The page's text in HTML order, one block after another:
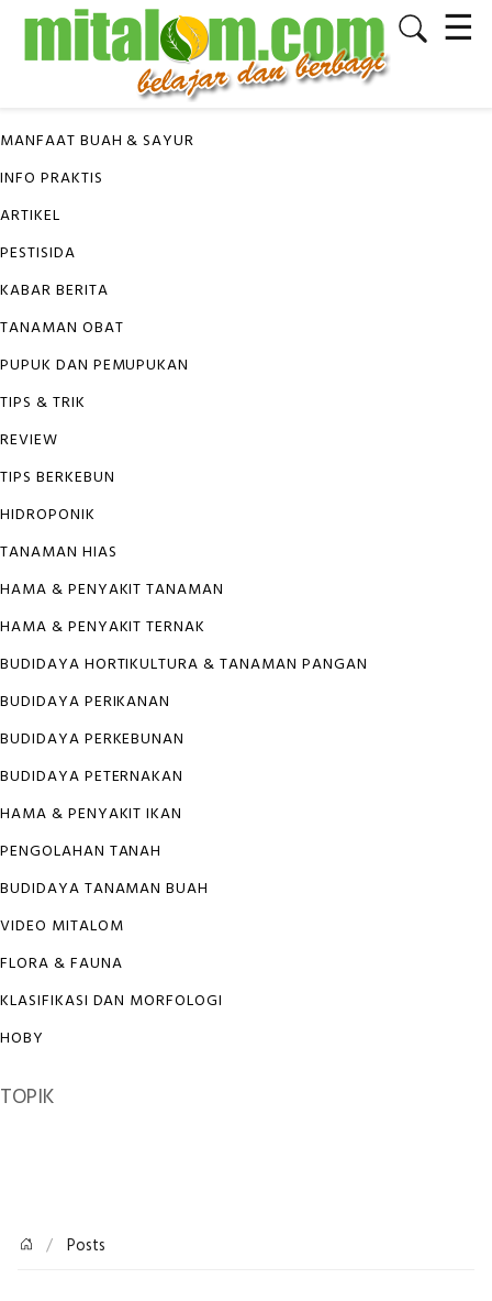
☰
✕
MANFAAT BUAH & SAYUR
INFO PRAKTIS
ARTIKEL
PESTISIDA
KABAR BERITA
TANAMAN OBAT
PUPUK DAN PEMUPUKAN
TIPS & TRIK
REVIEW
TIPS BERKEBUN
HIDROPONIK
TANAMAN HIAS
HAMA & PENYAKIT TANAMAN
HAMA & PENYAKIT TERNAK
BUDIDAYA HORTIKULTURA & TANAMAN PANGAN
BUDIDAYA PERIKANAN
BUDIDAYA PERKEBUNAN
BUDIDAYA PETERNAKAN
HAMA & PENYAKIT IKAN
PENGOLAHAN TANAH
BUDIDAYA TANAMAN BUAH
VIDEO MITALOM
FLORA & FAUNA
KLASIFIKASI DAN MORFOLOGI
HOBY
TOPIK
Posts